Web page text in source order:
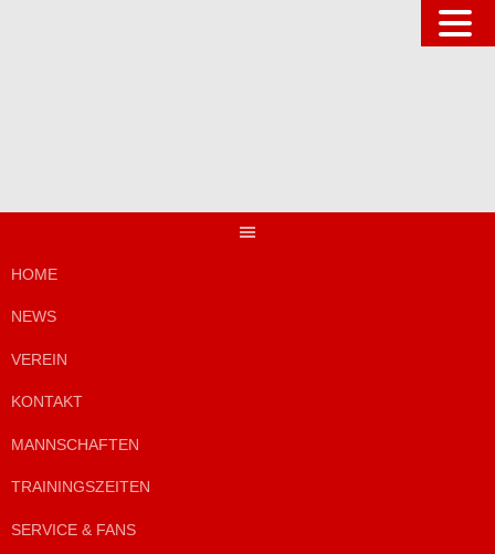
HOME
NEWS
VEREIN
KONTAKT
MANNSCHAFTEN
TRAININGSZEITEN
SERVICE & FANS